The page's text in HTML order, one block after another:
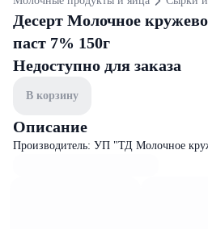
Десерт Молочное
паст 7% 150г
Недоступно для заказа
В корзину
Описание
Производитель: УП "ТД Молочное